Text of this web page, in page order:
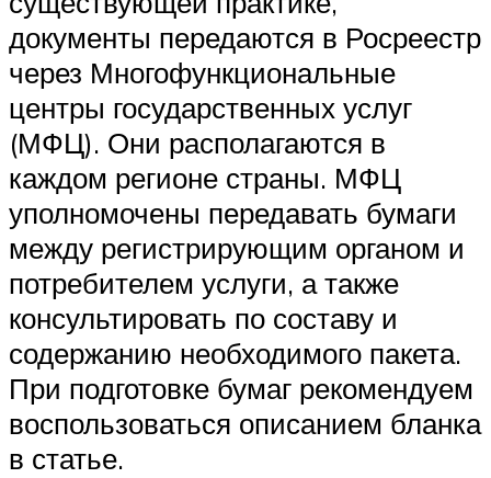
документы передаются в Росреестр
через Многофункциональные
центры государственных услуг
(МФЦ). Они располагаются в
каждом регионе страны. МФЦ
уполномочены передавать бумаги
между регистрирующим органом и
потребителем услуги, а также
консультировать по составу и
содержанию необходимого пакета.
При подготовке бумаг рекомендуем
воспользоваться описанием бланка
в статье.